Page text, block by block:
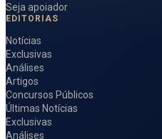
Seja apoiador
EDITORIAS
Notícias
Exclusivas
Análises
Artigos
Concursos Públicos
Últimas Notícias
Exclusivas
Análises